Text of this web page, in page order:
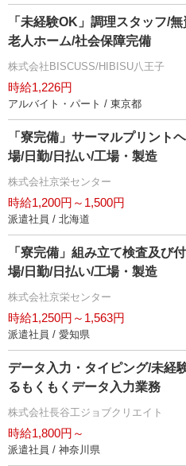
「未経験OK」調理スタッフ/
老人ホーム/社会保障完備
株式会社BISCUSS/HIBISU八王子
時給1,226円
アルバイト・パート / 東京都
「寮完備」サーマルプリント
場/日勤/日払い/工場・製造
株式会社京栄センター
時給1,200円～1,500円
派遣社員 / 北海道
「寮完備」組み立て検査及び
場/日勤/日払い/工場・製造
株式会社京栄センター
時給1,250円～1,563円
派遣社員 / 愛知県
データ入力・タイピング/未経
るもくもくデータ入力業務
株式会社長谷工ジョブクリエイト
時給1,800円～
派遣社員 / 神奈川県